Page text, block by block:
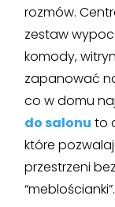
rozmów.
zestaw
komody,
zapanować
co w domu
do salonu to
które
przestrzeni
“meblościanki”.